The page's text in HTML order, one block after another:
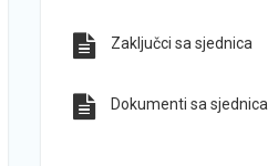
Zaključci sa sjednica
Dokumenti sa sjednica